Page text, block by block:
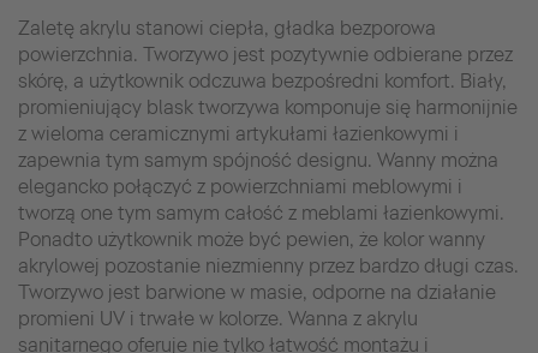
Zaletę akrylu stanowi ciepła, gładka bezporowa
powierzchnia. Tworzywo jest pozytywnie odbierane przez
skórę, a użytkownik odczuwa bezpośredni komfort. Biały,
promieniujący blask tworzywa komponuje się harmonijnie
z wieloma ceramicznymi artykułami łazienkowymi i
zapewnia tym samym spójność designu. Wanny można
elegancko połączyć z powierzchniami meblowymi i
tworzą one tym samym całość z meblami łazienkowymi.
Ponadto użytkownik może być pewien, że kolor wanny
akrylowej pozostanie niezmienny przez bardzo długi czas.
Tworzywo jest barwione w masie, odporne na działanie
promieni UV i trwałe w kolorze. Wanna z akrylu
sanitarnego oferuje nie tylko łatwość montażu i